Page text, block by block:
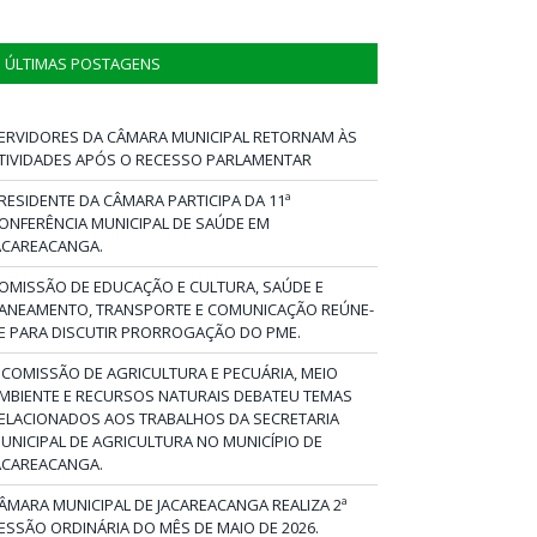
ÚLTIMAS POSTAGENS
DA CÂMARA MUNICIPAL RETORNAM ÀS
APÓS O RECESSO PARLAMENTAR
DA CÂMARA PARTICIPA DA 11ª
MUNICIPAL DE SAÚDE EM
DE EDUCAÇÃO E CULTURA, SAÚDE E
TRANSPORTE E COMUNICAÇÃO REÚNE-
PARA DISCUTIR PRORROGAÇÃO DO PME.
DE AGRICULTURA E PECUÁRIA, MEIO
E RECURSOS NATURAIS DEBATEU TEMAS
AOS TRABALHOS DA SECRETARIA
DE AGRICULTURA NO MUNICÍPIO DE
MUNICIPAL DE JACAREACANGA REALIZA 2ª
ORDINÁRIA DO MÊS DE MAIO DE 2026.